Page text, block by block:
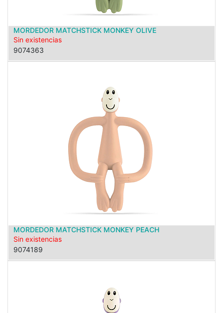
MORDEDOR MATCHSTICK MONKEY OLIVE
Sin existencias
9074363
MORDEDOR MATCHSTICK MONKEY PEACH
Sin existencias
9074189